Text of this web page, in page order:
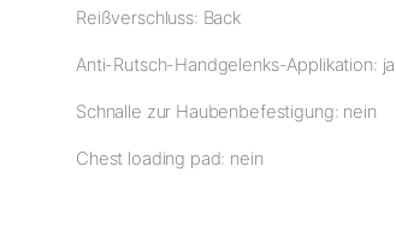
Reißverschluss: Back
Anti-Rutsch-Handgelenks-Applikation: ja
Schnalle zur Haubenbefestigung: nein
Chest loading pad: nein